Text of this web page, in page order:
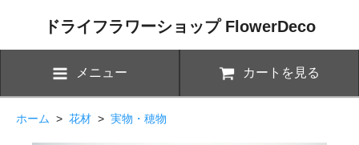
ドライフラワーショップ FlowerDeco
メニュー カートを見る
ホーム > 花材 > 実物・穂物